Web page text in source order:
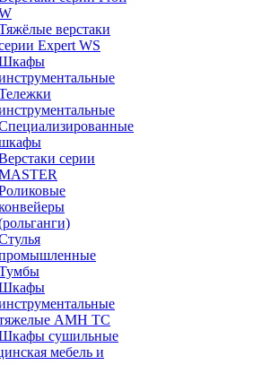
верстаки
Expert WS
серии
АМН ТС
сушильные
мебель и